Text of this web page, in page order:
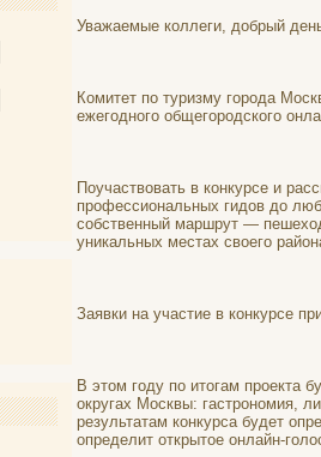
Уважаемые коллеги, добрый
Комитет по туризму города
ежегодного общегородского
Поучаствовать в конкурсе и
профессиональных гидов до
собственный маршрут —
уникальных местах своего
Заявки на участие в конкурсе
В этом году по итогам проекта
округах Москвы: гастрономия,
результатам конкурса будет
определит открытое онлайн-